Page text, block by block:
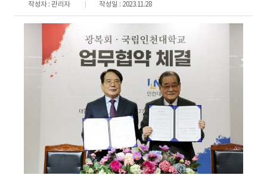
작성자 : 관리자 작성일 : 2023.11.28